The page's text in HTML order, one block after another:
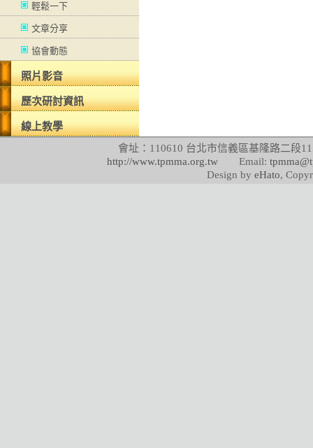
輕鬆一下
文章分享
協會動態
照片影音
歷次研討資訊
線上教學
會址：110610 台北市信義區基隆路二
http://www.tpmma.org.twEmail:
Design by eHato,